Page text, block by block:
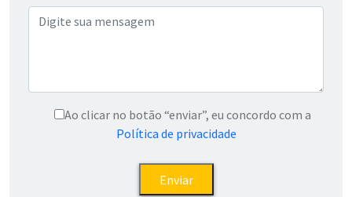
Ao clicar no botão “enviar”, eu concordo com a
Política de privacidade